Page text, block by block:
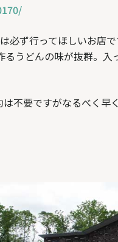
必ず行ってほしいお店
うどんの味が抜群。
不要ですがなるべく早